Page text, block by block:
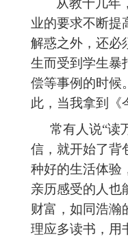
从教十几年
业的要求不断提
解惑之外，还必
生而受到学生暴
偿等事例的时候。
此， 当我拿到
常有人说“读
信，就开始了背
种好的生活体验
亲历感受的人也
财富，如同浩瀚
理应多读书，用